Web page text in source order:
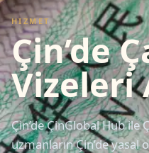
HIZMET
Çin’de
Vizeleri
Çin’de ÇinGlobal Hub ile
uzmanların Çin’de yasal